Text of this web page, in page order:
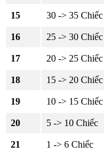
15 30 -> 35 Chiếc
16 25 -> 30 Chiếc
17 20 -> 25 Chiếc
18 15 -> 20 Chiếc
19 10 -> 15 Chiếc
20 5 -> 10 Chiếc
21 1 -> 6 Chiếc